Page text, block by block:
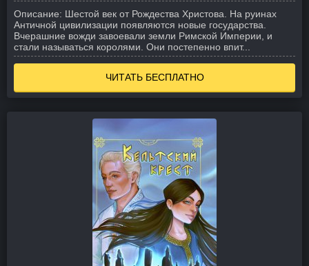
Описание: Шестой век от Рождества Христова. На руинах
Античной цивилизации появляются новые государства.
Вчерашние вожди завоевали земли Римской Империи, и
стали называться королями. Они постепенно впит...
ЧИТАТЬ БЕСПЛАТНО